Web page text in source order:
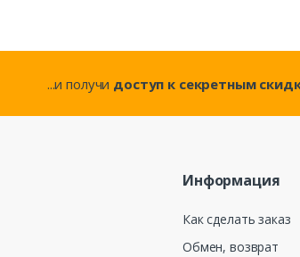
...и получи доступ к секретным
Информация
Как сделать заказ
Обмен, возврат